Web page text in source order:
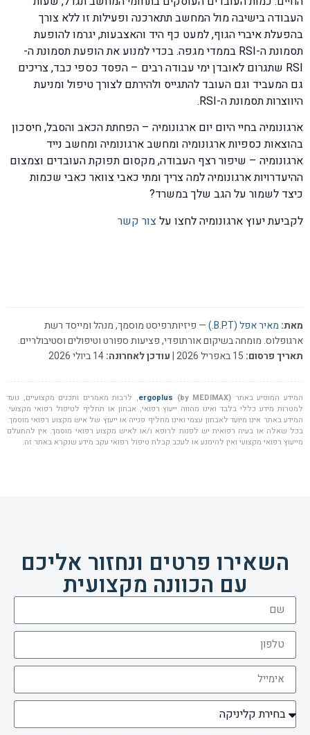
העבודה בישיבה מול המחשב תתארכנה ופעילות זו ללא צורך
בהפעלת איברי הגוף, למעט כף היד והאצבעות, יגרמו להופעת
תסמונת ה-RSI בממדי מגפה. בכדי למנוע את הופעת תסמונת ה-
RSI שתגרום לאובדן ימי עבודה רבים – הפסד כספי כבד, צריכים
גם המעביד וגם העובד להתגייס ולהירתם לצורך טיפול ומניעת
היווצרות תסמונת ה-RSI.
ארגונומיה בחיי היום יום ארגונומיה – הפחתת הכאב והסבל, חיסכון
בהוצאות כספיות ארגונומיה ומחשב ארגונומיה ומחשב נייד
ארגונומיה – שיפור רצף העבודה, מקסום תפוקת העובדים וצמצום
ההיעדרויות ארגונומיה למה צריך ומתי כאבי צוואר כאבי שכמות
כיצד לשמור על הגב שלך במשרד?
לקביעת יעוץ ארגונומיה לחצו עלצור קשר
מאת: מאיר אפל (B.P.T.)
— פיזיותרפיסט מוסמך, מנהל ומייסד רשת
ארגופלוס. מומחה בשיקום אורתופדי, פציעות ספורט וטיפולים וסטיבולריים.
תאריך פרסום:
עודכן לאחרונה:
המידע המופיע באתר ergoplus (by MEDIMAX)
, לרבות מאמרים ותכנים מקצועיים, נועד
למטרות מידע כללי בלבד ואינו מהווה ייעוץ רפואי, אבחון או תחליף לטיפול רפואי מקצועי.
המידע באתר אינו מיועד לאבחון עצמי ואינו מחליף פנייה או ייעוץ של איש מקצוע רפואי מוסמך.
בכל שאלה או בעיה רפואית יש לפנות לרופא ו/או לאיש מקצוע רפואי מוסמך. אין להתעלם
מייעוץ רפואי מקצועי ואין להימנע או לעכב קבלת טיפול רפואי עקב מידע שנקרא באתר זה.
השאירו פרטים ונחזור אליכם
עם הכוונה מקצועית